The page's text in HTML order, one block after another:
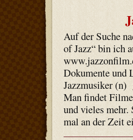
Auf der Suche
of Jazz“ bin ich
Dokumente und
Jazzmusiker (n)
Man findet
und vieles
mal an der Zeit